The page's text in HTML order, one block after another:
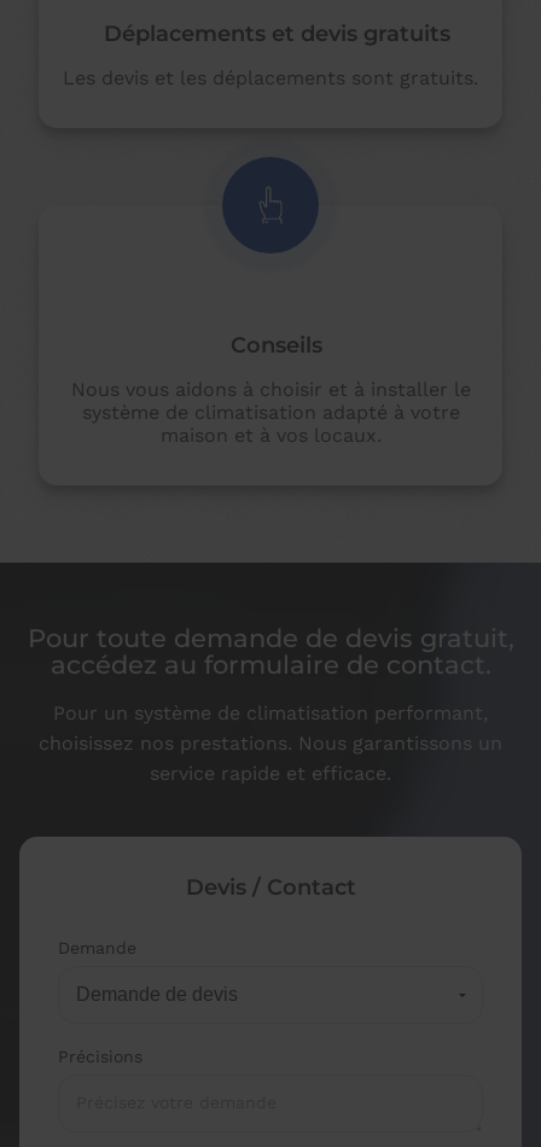
Déplacements et devis gratuits
Les devis et les déplacements sont gratuits.
Conseils
Nous vous aidons à choisir et à installer le
système de climatisation adapté à votre
maison et à vos locaux.
Pour toute demande de devis gratuit,
accédez au formulaire de contact.
Pour un système de climatisation performant,
choisissez nos prestations. Nous garantissons un
service rapide et efficace.
Devis / Contact
Demande
Précisions